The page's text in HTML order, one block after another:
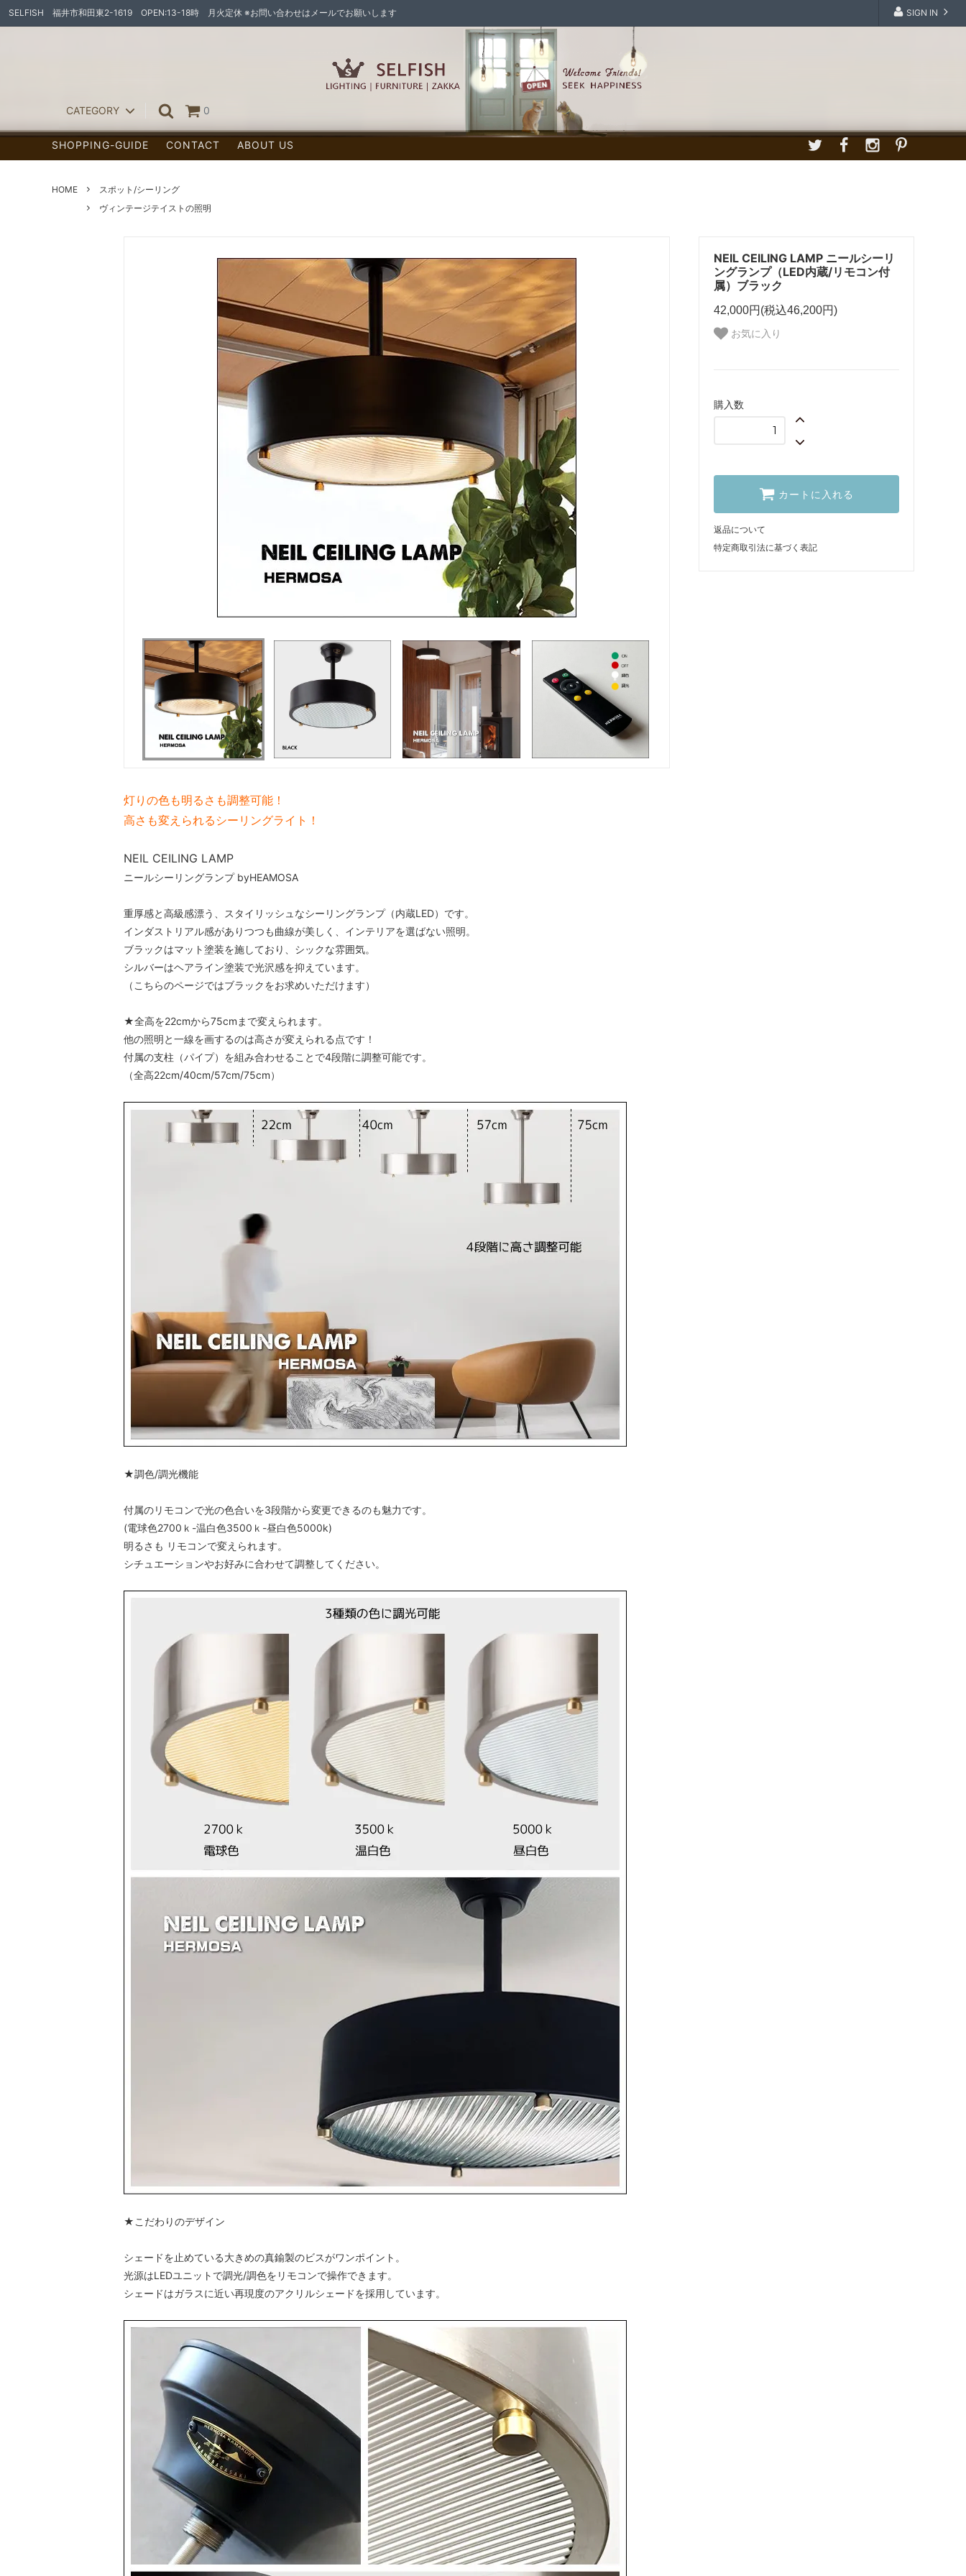
SIGN IN
SELFISH 福井市和田東2-1619 OPEN:13-18時 月火定休 ※お問い合わせはメールでお願いします
0
CATEGORY
ペンダントライト ランプシェード各種 シャンデリア
スポット/シーリング
天然木の家具 インテリア雑貨
SHOPPING-GUIDE CONTACT ABOUT US
HOME
スポット/シーリング
ヴィンテージテイストの照明
NEIL CEILING LAMP ニールシーリ
ングランプ（LED内蔵/リモコン付
属）ブラック
42,000円(税込46,200円)
お気に入り
購入数
カートに入れる
返品について
特定商取引法に基づく表記
灯りの色も明るさも調整可能！
高さも変えられるシーリングライト！
NEIL CEILING LAMP
ニールシーリングランプ byHEAMOSA
重厚感と高級感漂う、スタイリッシュなシーリングランプ（内蔵LED）です。
インダストリアル感がありつつも曲線が美しく、インテリアを選ばない照明。
ブラックはマット塗装を施しており、シックな雰囲気。
シルバーはヘアライン塗装で光沢感を抑えています。
（こちらのページではブラックをお求めいただけます）
★全高を22cmから75cmまで変えられます。
他の照明と一線を画するのは高さが変えられる点です！
付属の支柱（パイプ）を組み合わせることで4段階に調整可能です。
（全高22cm/40cm/57cm/75cm）
★調色/調光機能
付属のリモコンで光の色合いを3段階から変更できるのも魅力です。
(電球色2700ｋ-温白色3500ｋ-昼白色5000k)
明るさも リモコンで変えられます。
シチュエーションやお好みに合わせて調整してください。
★こだわりのデザイン
シェードを止めている大きめの真鍮製のビスがワンポイント。
光源はLEDユニットで調光/調色をリモコンで操作できます。
シェードはガラスに近い再現度のアクリルシェードを採用しています。